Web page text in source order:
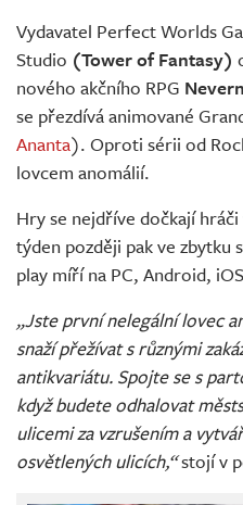
Živě
Vydavatel Perfect Worlds
Studio (Tower of Fantasy)
nového akčního RPG
se přezdívá animované
Ananta). Oproti sérii od
lovcem anomálií.
Hry se nejdříve dočkají
týden později pak ve
play míří na PC, Android,
„Jste první nelegální lovec
snaží přežívat s různými
antikvariátu. Spojte se s
když budete odhalovat
ulicemi za vzrušením a
osvětlených ulicích,“stojí v